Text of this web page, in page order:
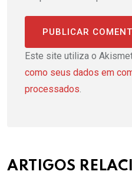
Este site utiliza o
como seus dados em
processados.
ARTIGOS